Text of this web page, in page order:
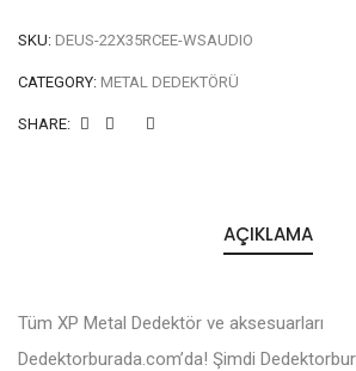
SKU: DEUS-22X35RCEE-WSAUDIO
CATEGORY: METAL DEDEKTÖRÜ
SHARE:
AÇIKLAMA
Tüm XP Metal Dedektör ve aksesuarları
Dedektorburada.com’da! Şimdi